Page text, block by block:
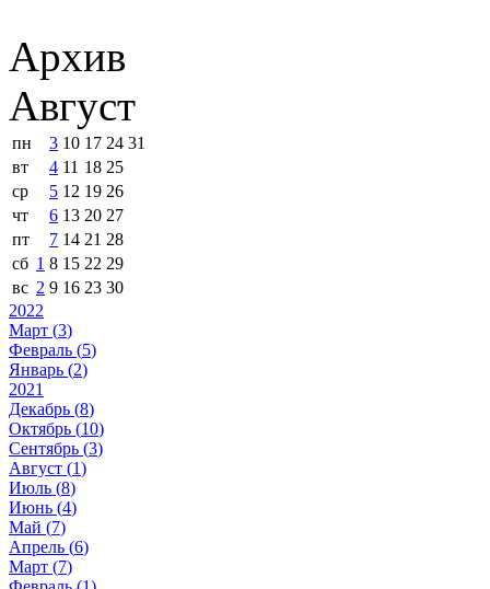
Архив
Август
пн 3 10 17 24 31
вт
4 11 18 25
ср
5 12 19 26
чт
6 13 20 27
пт
7 14 21 28
сб 1 8 15 22 29
вс 2 9 16 23 30
2022
Март (3)
Февраль (5)
Январь (2)
2021
Декабрь (8)
Октябрь (10)
Сентябрь (3)
Август (1)
Июль (8)
Июнь (4)
Май (7)
Апрель (6)
Март (7)